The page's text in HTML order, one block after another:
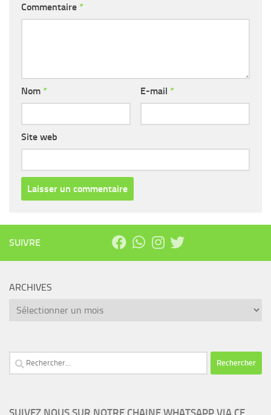
Commentaire *
Nom * E-mail *
Site web
SUIVRE
ARCHIVES
Archives
Rechercher :
SUIVEZ NOUS SUR NOTRE CHAINE WHATSAPP VIA CE